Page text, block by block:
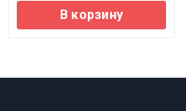
В корзину